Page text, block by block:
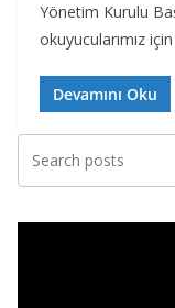
Yönetim Kurulu
okuyucularımız
Devamını Oku